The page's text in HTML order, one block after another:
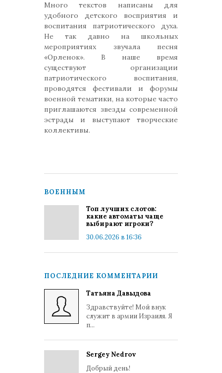
Много текстов написаны для
удобного детского восприятия и
воспитания патриотического духа.
Не так давно на школьных
мероприятиях звучала песня
«Орленок». В наше время
существуют организации
патриотического воспитания,
проводятся фестивали и форумы
военной тематики, на которые часто
приглашаются звезды современной
эстрады и выступают творческие
коллективы.
ВОЕННЫМ
Топ лучших слотов:
какие автоматы чаще
выбирают игроки?
30.06.2026 в 16:36
ПОСЛЕДНИЕ КОММЕНТАРИИ
Татьяна Давыдова
Здравствуйте! Мой внук
служит в армии Израиля. Я
п...
Sergey Nedrov
Добрый день!